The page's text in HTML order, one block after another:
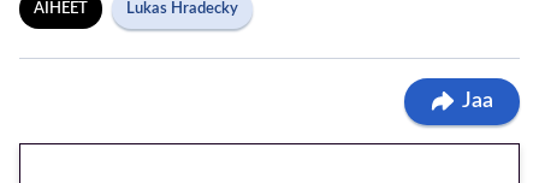
AIHEET Lukas Hradecky
Jaa